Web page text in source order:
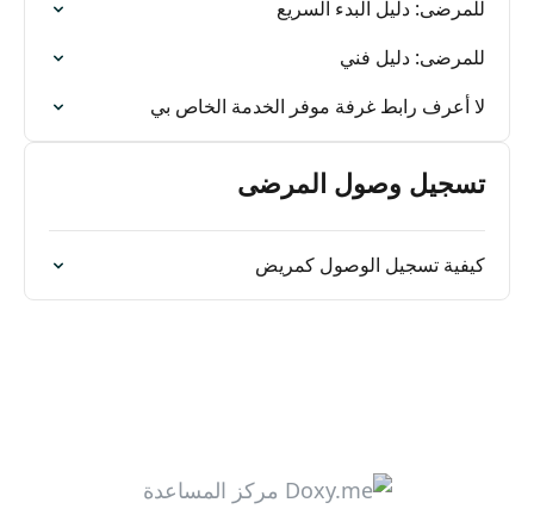
للمرضى: دليل البدء السريع
للمرضى: دليل فني
لا أعرف رابط غرفة موفر الخدمة الخاص بي
تسجيل وصول المرضى
كيفية تسجيل الوصول كمريض